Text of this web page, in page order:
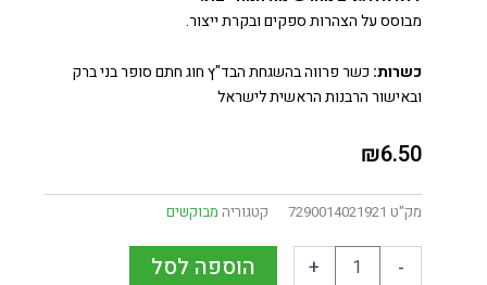
מבוסס על הצהרות ספקים ובקרת ייצור.
כשרות:כשר פרווה בהשגחת הבד"ץ חוג חתם סופר בני ברק
ובאישור הרבנות הראשית לישראל
₪6.50
מק"ט7290014021921 קטגוריהמבוקשים
הוספה לסל